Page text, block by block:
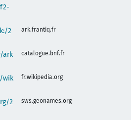
2
ark.frantiq.fr
ark
catalogue.bnf.fr
wik
fr.wikipedia.org
2
sws.geonames.org